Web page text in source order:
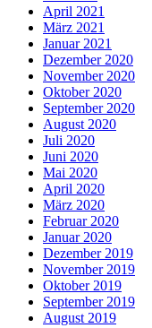
April 2021
März 2021
Januar 2021
Dezember 2020
November 2020
Oktober 2020
September 2020
August 2020
Juli 2020
Juni 2020
Mai 2020
April 2020
März 2020
Februar 2020
Januar 2020
Dezember 2019
November 2019
Oktober 2019
September 2019
August 2019